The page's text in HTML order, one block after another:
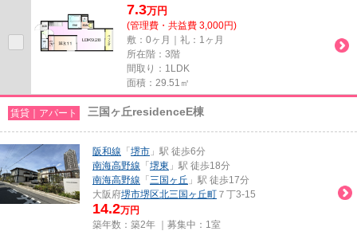
7.3万円
(管理費・共益費 3,000円)
敷：0ヶ月｜礼：1ヶ月
所在階：3階
間取り：1LDK
面積：29.51㎡
賃貸｜アパート 三国ヶ丘residenceE棟
阪和線 「 堺市 」駅 徒歩6分
南海高野線 「 堺東 」駅 徒歩18分
南海高野線 「 三国ヶ丘 」駅 徒歩17分
大阪府堺市堺区北三国ヶ丘町 ７丁3-15
14.2万円
築年数：築2年 ｜募集中： 1室